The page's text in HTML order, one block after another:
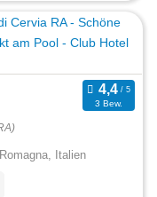
3 Bew.
Italien